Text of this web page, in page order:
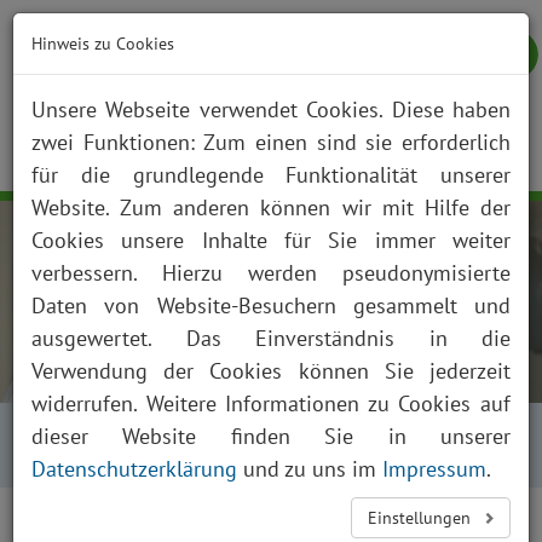
NOTFALL KONTAKT ANFAHRT JOBS SUCHE
Startseite Über uns
Aktuelles
Presse und News
Aktuelles Detailansicht
Hinweis zu Cookies
Unsere Webseite verwendet Cookies. Diese haben
zwei Funktionen: Zum einen sind sie erforderlich
für die grundlegende Funktionalität unserer
Website. Zum anderen können wir mit Hilfe der
Cookies unsere Inhalte für Sie immer weiter
verbessern. Hierzu werden pseudonymisierte
Daten von Website-Besuchern gesammelt und
ausgewertet. Das Einverständnis in die
Verwendung der Cookies können Sie jederzeit
widerrufen. Weitere Informationen zu Cookies auf
dieser Website finden Sie in unserer
Datenschutzerklärung und zu uns im Impressum.
Einstellungen